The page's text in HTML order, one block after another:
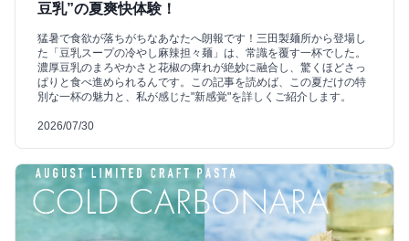
豆乳”の夏爽快体験！
猛暑で食欲が落ちがちなあなたへ朗報です！三田製麺所から登場し
た「豆乳スープの冷やし麻辣担々麺」は、常識を覆す一杯でした。
濃厚豆乳のまろやかさと花椒の痺れが絶妙に融合し、驚くほどさっ
ぱりと食べ進められるんです。この記事を読めば、この夏だけの特
別な一杯の魅力と、私が感じた"新感覚"を詳しくご紹介します。
2026/07/30